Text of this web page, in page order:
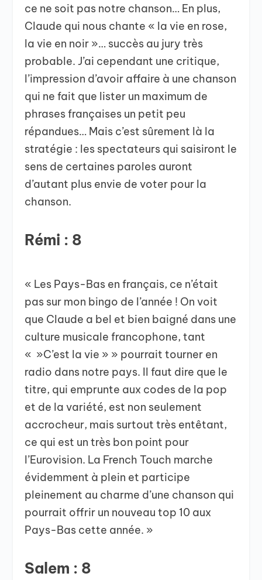
ce ne soit pas notre chanson… En plus,
Claude qui nous chante « la vie en rose,
la vie en noir »… succès au jury très
probable. J’ai cependant une critique,
l’impression d’avoir affaire à une chanson
qui ne fait que lister un maximum de
phrases françaises un petit peu
répandues… Mais c’est sûrement là la
stratégie : les spectateurs qui saisiront le
sens de certaines paroles auront
d’autant plus envie de voter pour la
chanson.
Rémi : 8
« Les Pays-Bas en français, ce n’était
pas sur mon bingo de l’année ! On voit
que Claude a bel et bien baigné dans une
culture musicale francophone, tant
« »C’est la vie » » pourrait tourner en
radio dans notre pays. Il faut dire que le
titre, qui emprunte aux codes de la pop
et de la variété, est non seulement
accrocheur, mais surtout très entêtant,
ce qui est un très bon point pour
l’Eurovision. La French Touch marche
évidemment à plein et participe
pleinement au charme d’une chanson qui
pourrait offrir un nouveau top 10 aux
Pays-Bas cette année. »
Salem : 8